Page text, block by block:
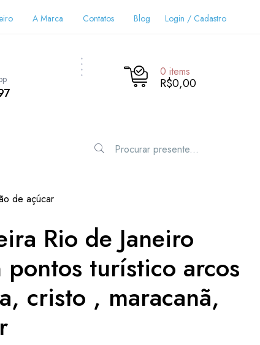
A Marca Contatos Blog Login / Cadastro
0 items
R$0,00
de açúcar
Rio de Janeiro
turístico arcos
cristo , maracanã,